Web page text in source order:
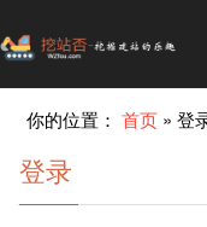
你的位置：首页 »登
登录